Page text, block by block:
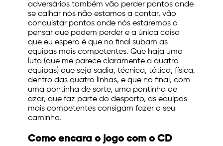
adversários também vão perder pontos onde
se calhar nós não estamos a contar, vão
conquistar pontos onde nós estaremos a
pensar que podem perder e a única coisa
que eu espero é que no final subam as
equipas mais competentes. Que haja uma
luta (que me parece claramente a quatro
equipas) que seja sadia, técnica, tática, física,
dentro das quatro linhas, e que no final, com
uma pontinha de sorte, uma pontinha de
azar, que faz parte do desporto, as equipas
mais competentes consigam fazer o seu
caminho.
Como encara o jogo com o CD